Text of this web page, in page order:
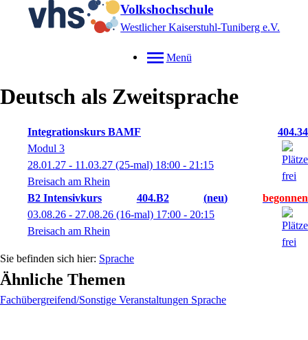
Volkshochschule
Westlicher Kaiserstuhl-Tuniberg e.V.
Menü
Deutsch als Zweitsprache
Integrationskurs BAMF
404.34
Modul 3
28.01.27 - 11.03.27 (25-mal) 18:00 - 21:15
Breisach am Rhein
B2 Intensivkurs
404.B2
neu
03.08.26 - 27.08.26 (16-mal) 17:00 - 20:15
Breisach am Rhein
Sprache
Ähnliche Themen
Fachübergreifend/Sonstige Veranstaltungen Sprache